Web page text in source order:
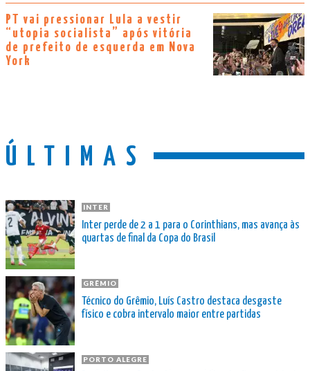
PT vai pressionar Lula a vestir
“utopia socialista” após vitória
de prefeito de esquerda em Nova
York
ÚLTIMAS
INTER
Inter perde de 2 a 1 para o Corinthians, mas avança às
quartas de final da Copa do Brasil
GRÊMIO
Técnico do Grêmio, Luís Castro destaca desgaste
físico e cobra intervalo maior entre partidas
PORTO ALEGRE